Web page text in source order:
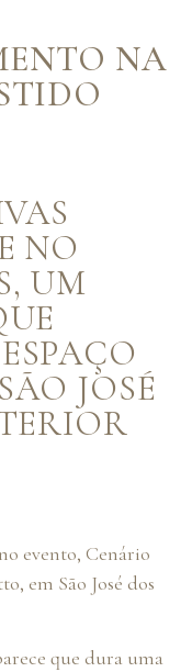
NO
UM
JOSÉ
evento, Cenário
em São José dos
que dura uma
NA